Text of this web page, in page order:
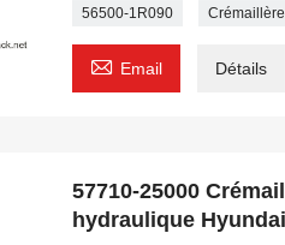
56500-1R090
 Email Détails
57710-25000
hydraulique